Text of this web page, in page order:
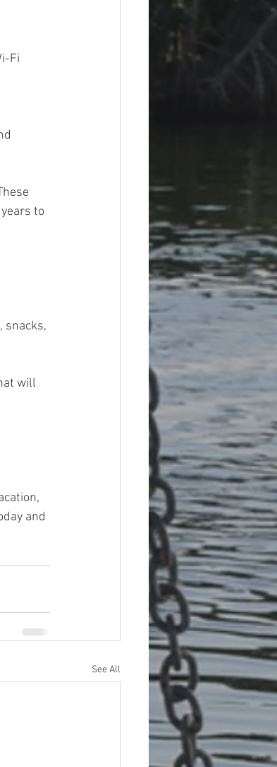
Fi
to
snacks,
will
and
See All